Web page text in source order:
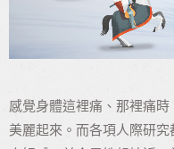
感覺身體這裡痛、那裡痛
美麗起來。而各項人際研